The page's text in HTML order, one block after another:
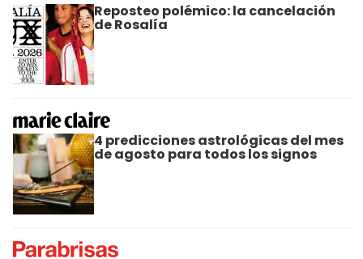
Reposteo polémico: la cancelación
de Rosalía
4 predicciones astrológicas del mes
de agosto para todos los signos